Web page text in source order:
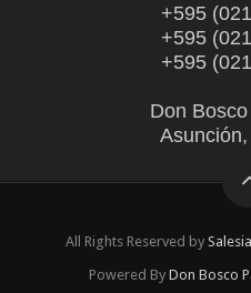
+595
+595
+595
Don
All Rights Reserved by
Powered By Don Bosco